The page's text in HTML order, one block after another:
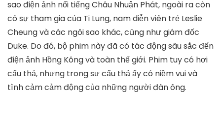
sao điện ảnh nổi tiếng Châu Nhuận Phát, ngoài ra còn
có sự tham gia của Ti Lung, nam diễn viên trẻ Leslie
Cheung và các ngôi sao khác, cũng như giám đốc
Duke. Do đó, bộ phim này đã có tác động sâu sắc đến
điện ảnh Hồng Kông và toàn thế giới. Phim tuy có hơi
cẩu thả, nhưng trong sự cẩu thả ấy có niềm vui và
tình cảm cảm động của những người đàn ông.